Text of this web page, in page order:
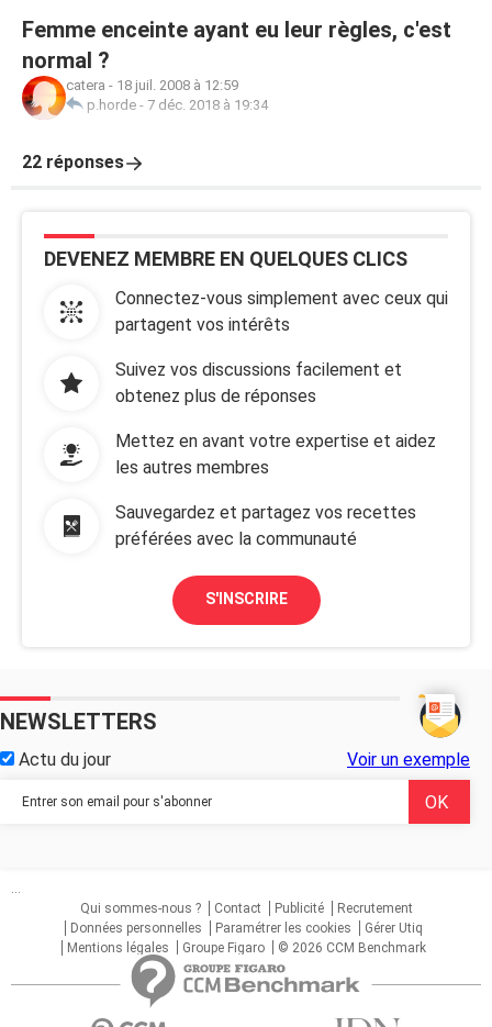
Femme enceinte ayant eu leur règles, c'est
normal ?
catera - 18 juil. 2008 à 12:59
p.horde - 7 déc. 2018 à 19:34
22 réponses
DEVENEZ MEMBRE EN QUELQUES CLICS
Connectez-vous simplement avec ceux qui
partagent vos intérêts
Suivez vos discussions facilement et
obtenez plus de réponses
Mettez en avant votre expertise et aidez
les autres membres
Sauvegardez et partagez vos recettes
préférées avec la communauté
S'INSCRIRE
NEWSLETTERS
Actu du jour Voir un exemple
...
Qui sommes-nous ?
Contact Publicité
Recrutement
Données personnelles
Paramétrer les cookies
Gérer Utiq
Mentions légales
Groupe Figaro © 2026 CCM Benchmark